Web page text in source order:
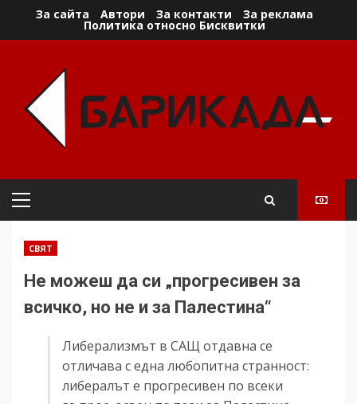
За сайта Автори За контакти За реклама
Политика относно Бисквитки
Primary
СВЯТ
Не можеш да си „прогресивен за
всичко, но не и за Палестина“
Либерализмът в САЩ отдавна се
отличава с една любопитна странност:
либералът е прогресивен по всеки